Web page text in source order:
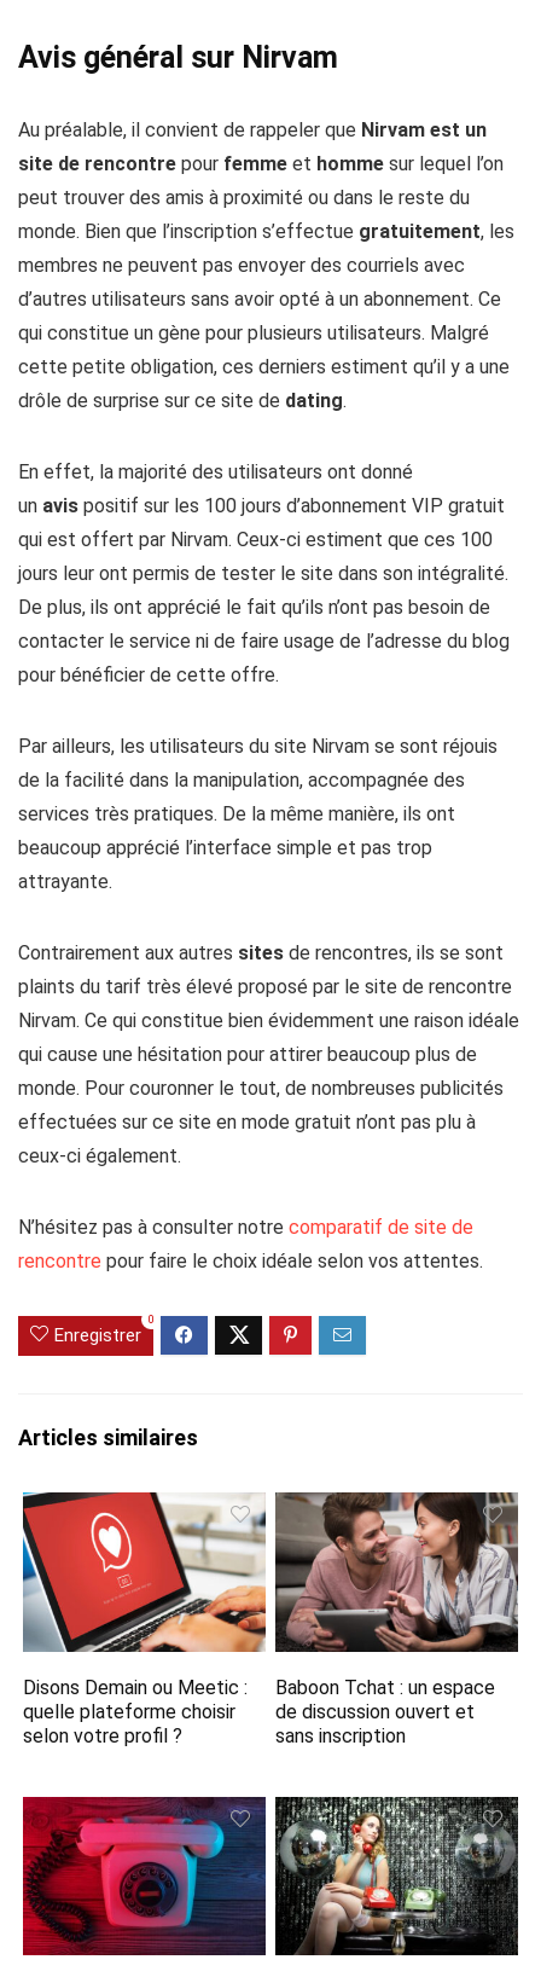
Avis général sur Nirvam
Au préalable, il convient de rappeler que Nirvam est un
site de rencontre pour femme et homme sur lequel l’on
peut trouver des amis à proximité ou dans le reste du
monde. Bien que l’inscription s’effectue gratuitement, les
membres ne peuvent pas envoyer des courriels avec
d’autres utilisateurs sans avoir opté à un abonnement. Ce
qui constitue un gène pour plusieurs utilisateurs. Malgré
cette petite obligation, ces derniers estiment qu’il y a une
drôle de surprise sur ce site de dating.
En effet, la majorité des utilisateurs ont donné
un avis positif sur les 100 jours d’abonnement VIP gratuit
qui est offert par Nirvam. Ceux-ci estiment que ces 100
jours leur ont permis de tester le site dans son intégralité.
De plus, ils ont apprécié le fait qu’ils n’ont pas besoin de
contacter le service ni de faire usage de l’adresse du blog
pour bénéficier de cette offre.
Par ailleurs, les utilisateurs du site Nirvam se sont réjouis
de la facilité dans la manipulation, accompagnée des
services très pratiques. De la même manière, ils ont
beaucoup apprécié l’interface simple et pas trop
attrayante.
Contrairement aux autres sites de rencontres, ils se sont
plaints du tarif très élevé proposé par le site de rencontre
Nirvam. Ce qui constitue bien évidemment une raison idéale
qui cause une hésitation pour attirer beaucoup plus de
monde. Pour couronner le tout, de nombreuses publicités
effectuées sur ce site en mode gratuit n’ont pas plu à
ceux-ci également.
N’hésitez pas à consulter notre comparatif de site de
rencontre pour faire le choix idéale selon vos attentes.
Enregistrer
0
Articles similaires
Disons Demain ou Meetic :
quelle plateforme choisir
selon votre profil ?
Baboon Tchat : un espace
de discussion ouvert et
sans inscription